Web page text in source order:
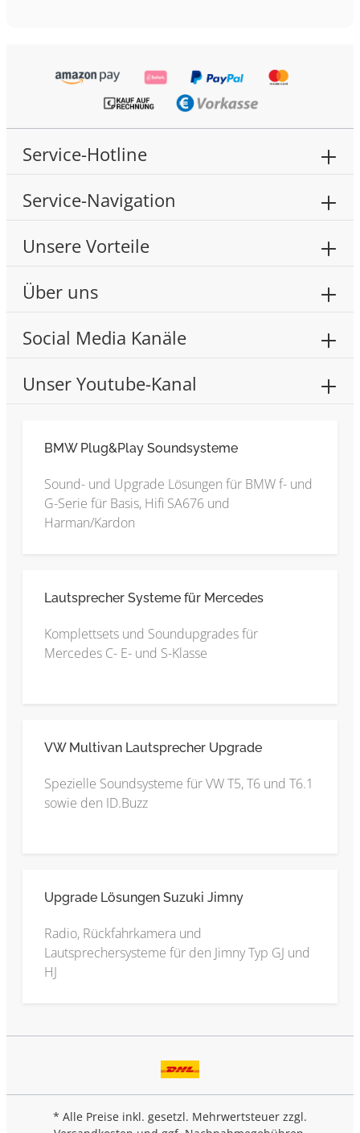
Service-Hotline
Service-Navigation
Unsere Vorteile
Über uns
Social Media Kanäle
Unser Youtube-Kanal
BMW Plug&Play Soundsysteme
Sound- und Upgrade Lösungen für BMW f- und
G-Serie für Basis, Hifi SA676 und
Harman/Kardon
Lautsprecher Systeme für Mercedes
Komplettsets und Soundupgrades für
Mercedes C- E- und S-Klasse
VW Multivan Lautsprecher Upgrade
Spezielle Soundsysteme für VW T5, T6 und T6.1
sowie den ID.Buzz
Upgrade Lösungen Suzuki Jimny
Radio, Rückfahrkamera und
Lautsprechersysteme für den Jimny Typ GJ und
HJ
* Alle Preise inkl. gesetzl. Mehrwertsteuer zzgl.